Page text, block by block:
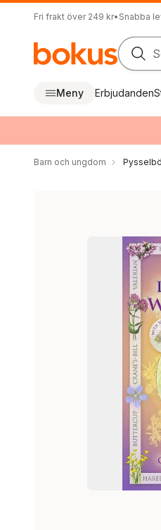
Fri frakt över 249 kr• Snabba
Meny Erbjudanden
Barn och ungdom